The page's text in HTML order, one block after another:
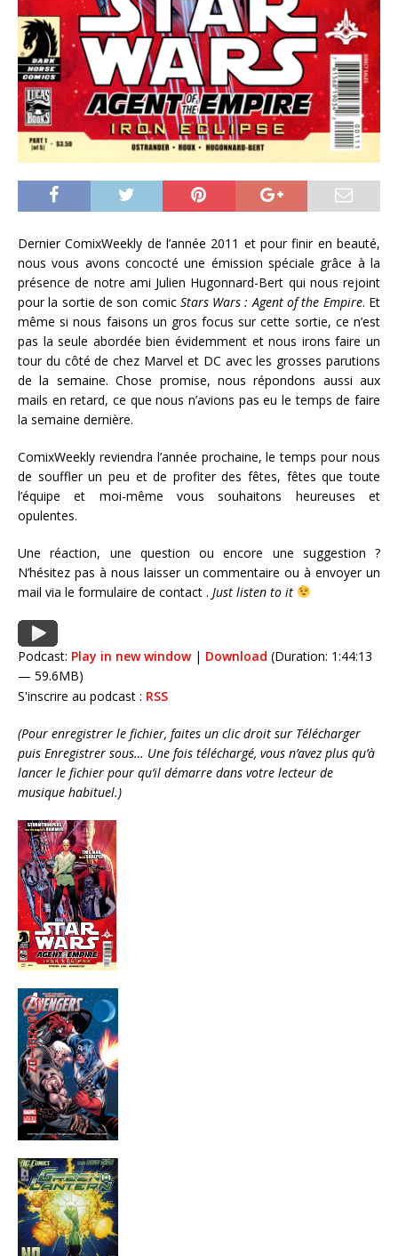
Dernier ComixWeekly de l’année 2011 et pour finir en beauté,
nous vous avons concocté une émission spéciale grâce à la
présence de notre ami Julien Hugonnard-Bert qui nous rejoint
pour la sortie de son comic Stars Wars : Agent of the Empire. Et
même si nous faisons un gros focus sur cette sortie, ce n’est
pas la seule abordée bien évidemment et nous irons faire un
tour du côté de chez Marvel et DC avec les grosses parutions
de la semaine. Chose promise, nous répondons aussi aux
mails en retard, ce que nous n’avions pas eu le temps de faire
la semaine dernière.
ComixWeekly reviendra l’année prochaine, le temps pour nous
de souffler un peu et de profiter des fêtes, fêtes que toute
l’équipe et moi-même vous souhaitons heureuses et
opulentes.
Une réaction, une question ou encore une suggestion ?
N’hésitez pas à nous laisser un commentaire ou à envoyer un
mail via le formulaire de contact . Just listen to it
Podcast: Play in new window| Download (Duration: 1:44:13
— 59.6MB)
S'inscrire au podcast : RSS
(Pour enregistrer le fichier, faites un clic droit sur Télécharger
puis Enregistrer sous… Une fois téléchargé, vous n’avez plus qu’à
lancer le fichier pour qu’il démarre dans votre lecteur de
musique habituel.)